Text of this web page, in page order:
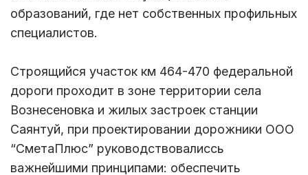
образований, где нет собственных профильных
специалистов.
Строящийся участок км 464-470 федеральной
дороги проходит в зоне территории села
Вознесеновка и жилых застроек станции
Саянтуй, при проектировании дорожники ООО
“СметаПлюс” руководствовалиссь
важнейшими принципами: обеспечить